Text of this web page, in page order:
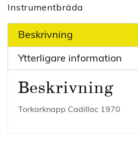
Instrumentbräda
Beskrivning
Ytterligare information
Beskrivning
Torkarknapp Cadillac 1970